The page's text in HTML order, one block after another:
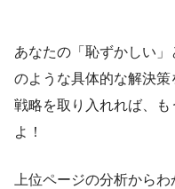
あなたの「恥ずかしい
のような具体的な解決
戦略を取り入れれば、
よ！
上位ページの分析から